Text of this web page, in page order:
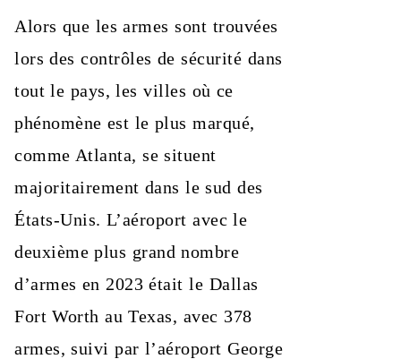
Alors que les armes sont trouvées
lors des contrôles de sécurité dans
tout le pays, les villes où ce
phénomène est le plus marqué,
comme Atlanta, se situent
majoritairement dans le sud des
États-Unis. L’aéroport avec le
deuxième plus grand nombre
d’armes en 2023 était le Dallas
Fort Worth au Texas, avec 378
armes, suivi par l’aéroport George